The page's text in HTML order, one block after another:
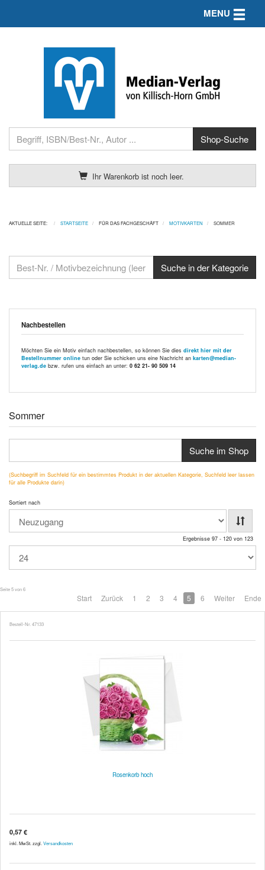
Ihr Warenkorb ist noch leer.
MENU Toggle
AKTUELLE SEITE: STARTSEITE FÜR DAS FACHGESCHÄFT MOTIVKARTEN SOMMER
Nachbestellen
Möchten Sie ein Motiv einfach nachbestellen, so können Sie dies direkt hier mit der
Bestellnummer online tun oder Sie schicken uns eine Nachricht an karten@median-
verlag.de bzw. rufen uns einfach an unter: 0 62 21- 90 509 14
Sommer
Suche im Shop
(Suchbegriff im Suchfeld für ein bestimmtes Produkt in der aktuellen Kategorie, Suchfeld leer lassen
für alle Produkte darin)
Sortiert nach
Ergebnisse 97 - 120 von 123
Seite 5 von 6
Start Zurück 1 2 3 4 5 6 Weiter Ende
Bestell-Nr. 47133
Rosenkorb hoch
0,57 €
inkl. MwSt. zzgl. Versandkosten